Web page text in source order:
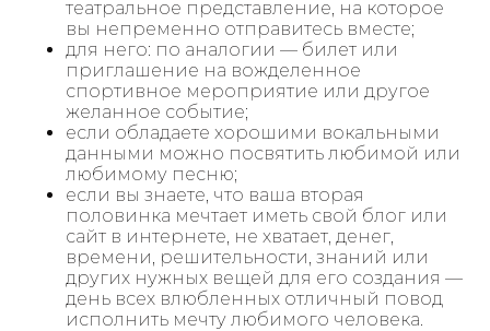
театральное представление, на которое
вы непременно отправитесь вместе;
для него: по аналогии — билет или
приглашение на вожделенное
спортивное мероприятие или другое
желанное событие;
если обладаете хорошими вокальными
данными можно посвятить любимой или
любимому песню;
если вы знаете, что ваша вторая
половинка мечтает иметь свой блог или
сайт в интернете, не хватает, денег,
времени, решительности, знаний или
других нужных вещей для его создания —
день всех влюбленных отличный повод
исполнить мечту любимого человека.